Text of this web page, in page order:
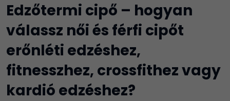
Edzőtermi cipő – hogyan
válassz női és férfi cipőt
erőnléti edzéshez,
fitnesszhez, crossfithez vagy
kardió edzéshez?